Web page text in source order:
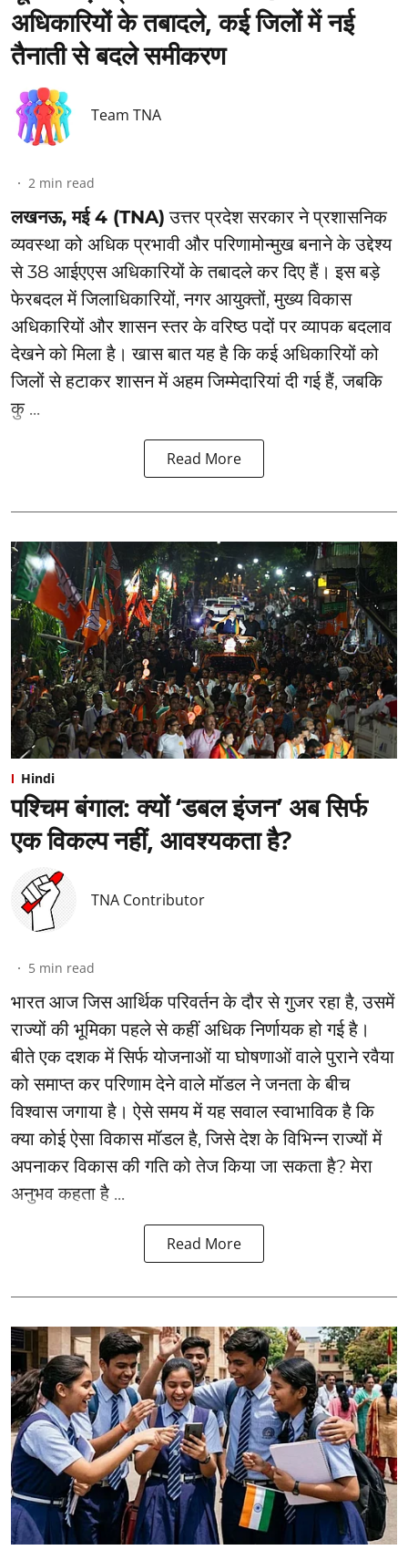
अधिकारियों के तबादले, कई जिलों में नई
तैनाती से बदले समीकरण
Team TNA
2 min read
लखनऊ, मई 4 (TNA) उत्तर प्रदेश सरकार ने प्रशासनिक
व्यवस्था को अधिक प्रभावी और परिणामोन्मुख बनाने के उद्देश्य
से 38 आईएएस अधिकारियों के तबादले कर दिए हैं। इस बड़े
फेरबदल में जिलाधिकारियों, नगर आयुक्तों, मुख्य विकास
अधिकारियों और शासन स्तर के वरिष्ठ पदों पर व्यापक बदलाव
देखने को मिला है। खास बात यह है कि कई अधिकारियों को
जिलों से हटाकर शासन में अहम जिम्मेदारियां दी गई हैं, जबकि
कु ...
Read More
Hindi
पश्चिम बंगाल: क्यों ‘डबल इंजन’ अब सिर्फ
एक विकल्प नहीं, आवश्यकता है?
TNA Contributor
5 min read
भारत आज जिस आर्थिक परिवर्तन के दौर से गुजर रहा है, उसमें
राज्यों की भूमिका पहले से कहीं अधिक निर्णायक हो गई है।
बीते एक दशक में सिर्फ योजनाओं या घोषणाओं वाले पुराने रवैया
को समाप्त कर परिणाम देने वाले मॉडल ने जनता के बीच
विश्वास जगाया है। ऐसे समय में यह सवाल स्वाभाविक है कि
क्या कोई ऐसा विकास मॉडल है, जिसे देश के विभिन्न राज्यों में
अपनाकर विकास की गति को तेज किया जा सकता है? मेरा
अनुभव कहता है ...
Read More